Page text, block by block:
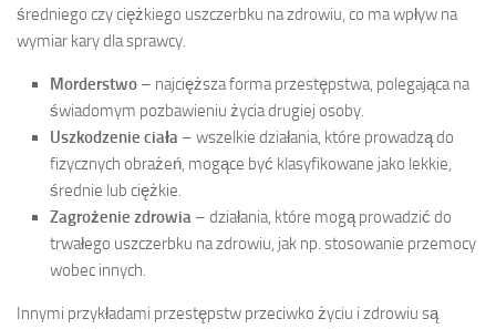
średniego czy ciężkiego uszczerbku na zdrowiu, co ma wpływ na
wymiar kary dla sprawcy.
Morderstwo – najcięższa forma przestępstwa, polegająca na
świadomym pozbawieniu życia drugiej osoby.
Uszkodzenie ciała – wszelkie działania, które prowadzą do
fizycznych obrażeń, mogące być klasyfikowane jako lekkie,
średnie lub ciężkie.
Zagrożenie zdrowia – działania, które mogą prowadzić do
trwałego uszczerbku na zdrowiu, jak np. stosowanie przemocy
wobec innych.
Innymi przykładami przestępstw przeciwko życiu i zdrowiu są